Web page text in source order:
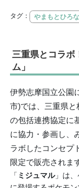
タグ： やまもとひろな
三重県とコラボ
ム」
伊勢志摩国立公園
市)では、三重県
の包括連携協定に
に協力・参画し、
ラボしたコンセプ
限定で販売されま
「 ミジュマル」は